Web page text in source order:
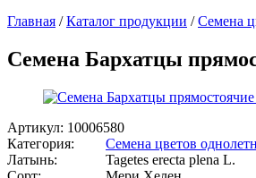
Главная /Каталог продукции /Семена
Семена Бархатцы
Артикул: 10006580
Категория:
Семена цветов
Латынь:
Tagetes erecta plena L.